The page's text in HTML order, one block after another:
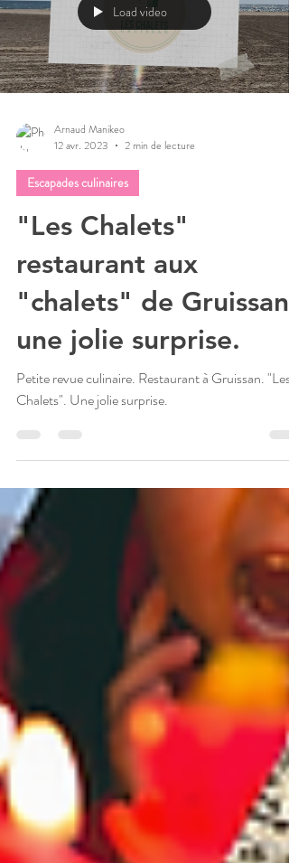
Load video
Arnaud Manikeo
12 avr. 2023
2 min de lecture
Escapades culinaires
"Les Chalets"
restaurant aux
"chalets" de Gruissan,
une jolie surprise.
Petite revue culinaire. Restaurant à Gruissan. "Les